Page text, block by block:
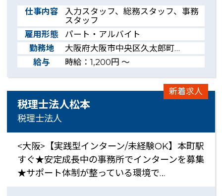
仕事内容
入力スタッフ、総務スタッフ、事務
スタッフ
雇用形態
パート・アルバイト
勤務地
大阪府大阪市中央区久太郎町…
給与
時給：1,200円 ～
新着求人
税理士法人松本
税理士法人
<大阪>【実践型インターン/未経験OK】本町駅
すぐ★安定成長中の事務所でインターンを募集
★サポート体制が整っている環境で…